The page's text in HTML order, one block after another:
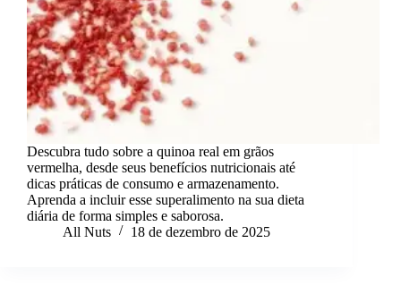
Descubra tudo sobre a quinoa real em grãos
vermelha, desde seus benefícios nutricionais até
dicas práticas de consumo e armazenamento.
Aprenda a incluir esse superalimento na sua dieta
diária de forma simples e saborosa.
All Nuts
18 de dezembro de 2025